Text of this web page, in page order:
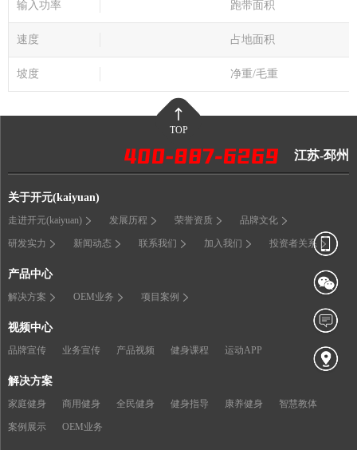
输入功率 跑带面积
速度 占地面积
坡度 净重/毛重
TOP
江苏-邳州
关于开元(kaiyuan)
走进开元(kaiyuan) 发展历程 荣誉资质 品牌文化
研发实力 新闻动态 联系我们 加入我们 投资者关系
产品中心
解决方案 OEM业务 项目案例
视频中心
品牌宣传 业务宣传 产品视频 健身课程 运动APP
解决方案
家庭健身 商用健身 全民健身 健身指导 康养健身 智慧教体
案例展示 OEM业务